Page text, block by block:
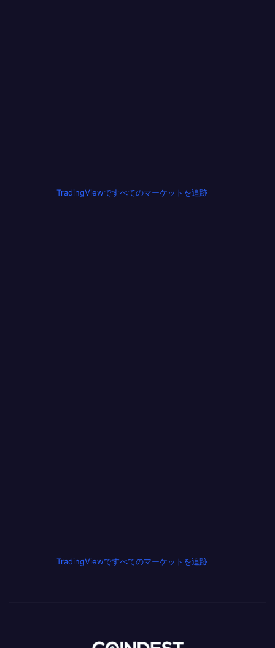
TradingViewですべてのマーケットを追跡
TradingViewですべてのマーケットを追跡